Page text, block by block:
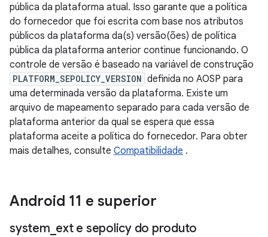
pública da plataforma atual. Isso garante que a política
do fornecedor que foi escrita com base nos atributos
públicos da plataforma da(s) versão(ões) de política
pública da plataforma anterior continue funcionando. O
controle de versão é baseado na variável de construção
PLATFORM_SEPOLICY_VERSION definida no AOSP para
uma determinada versão da plataforma. Existe um
arquivo de mapeamento separado para cada versão de
plataforma anterior da qual se espera que essa
plataforma aceite a política do fornecedor. Para obter
mais detalhes, consulte Compatibilidade .
Android 11 e superior
system ext e sepolicy do produto